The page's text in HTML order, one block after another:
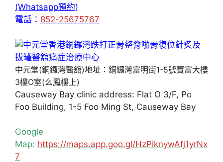
(Whatsapp預約)
電話： 852-25675767
中元堂(銅鑼灣醫舘)地址：銅鑼灣富明街1-5號寶富大樓
3樓O室(么鳳樓上)
Causeway Bay clinic address: Flat O 3/F, Po
Foo Building, 1-5 Foo Ming St, Causeway Bay
Google
Map: https://maps.app.goo.gl/HzPiknywAfj1yrNx
7